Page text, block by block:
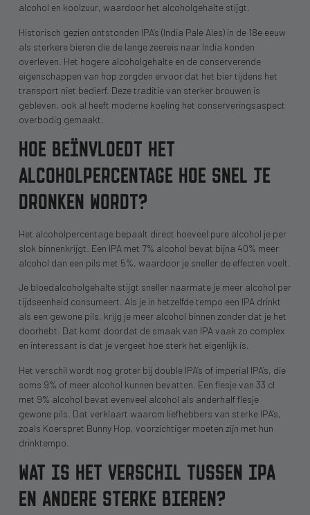
alcohol en koolzuur, waardoor het alcoholgehalte stijgt.
Historisch gezien ontstonden IPA’s (India Pale Ales) in de 18e eeuw
als sterkere bieren die de lange zeereis naar India konden
overleven. Het hogere alcoholgehalte en de conserverende
eigenschappen van hop zorgden ervoor dat het bier tijdens het
transport niet bedierf. Deze traditie van sterker brouwen is
gebleven, ook al heeft moderne koeling het conserveringsaspect
overbodig gemaakt.
HOE BEÏNVLOEDT HET
ALCOHOLPERCENTAGE HOE SNEL JE
DRONKEN WORDT?
Het alcoholpercentage bepaalt direct hoeveel pure alcohol je per
slok binnenkrijgt. Een IPA met 7% alcohol bevat bijna 40% meer
alcohol dan een pils met 5%, waardoor je sneller de effecten voelt.
Je bloedalcoholgehalte stijgt sneller naarmate je meer alcohol per
tijdseenheid consumeert. Als je in hetzelfde tempo een IPA drinkt
als een gewone pils, krijg je meer alcohol binnen zonder dat je het
doorhebt. Dat komt doordat de smaak van IPA vaak zo complex
en interessant is dat je vergeet hoe sterk het eigenlijk is.
Het verschil wordt nog groter bij double IPA’s of imperial IPA’s, die
soms 9% of meer alcohol kunnen bevatten. Een flesje van 33 cl
met 9% alcohol bevat evenveel alcohol als anderhalf flesje
gewone pils. Dat verklaart waarom liefhebbers van sterke IPA’s,
zoals Koerspret Bunny Hop, voorzichtiger moeten zijn met hun
drinktempo.
WAT IS HET VERSCHIL TUSSEN IPA
EN ANDERE STERKE BIEREN?